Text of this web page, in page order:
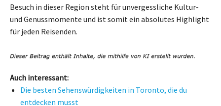
Besuch in dieser Region steht für unvergessliche Kultur-
und Genussmomente und ist somit ein absolutes Highlight
für jeden Reisenden.
Auch interessant:
Die besten Sehenswürdigkeiten in Toronto, die du
entdecken musst